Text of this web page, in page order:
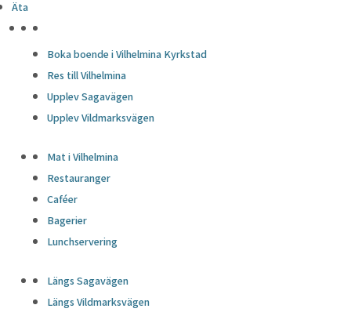
Äta
Boka boende i Vilhelmina Kyrkstad
Res till Vilhelmina
Upplev Sagavägen
Upplev Vildmarksvägen
Mat i Vilhelmina
Restauranger
Caféer
Bagerier
Lunchservering
Längs Sagavägen
Längs Vildmarksvägen